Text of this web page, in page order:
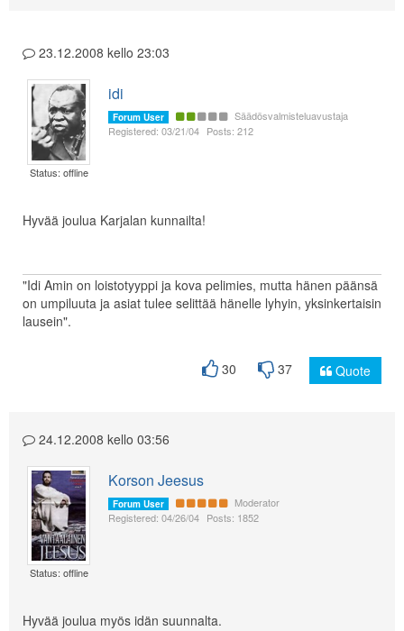
23.12.2008 kello 23:03
Status: offline
idi
Forum User
Säädösvalmisteluavustaja
Registered: 03/21/04 Posts: 212
Hyvää joulua Karjalan kunnailta!
"Idi Amin on loistotyyppi ja kova pelimies, mutta hänen päänsä
on umpiluuta ja asiat tulee selittää hänelle lyhyin, yksinkertaisin
lausein".
30 37 Quote
24.12.2008 kello 03:56
Status: offline
Korson Jeesus
Forum User
Moderator
Registered: 04/26/04 Posts: 1852
Hyvää joulua myös idän suunnalta.